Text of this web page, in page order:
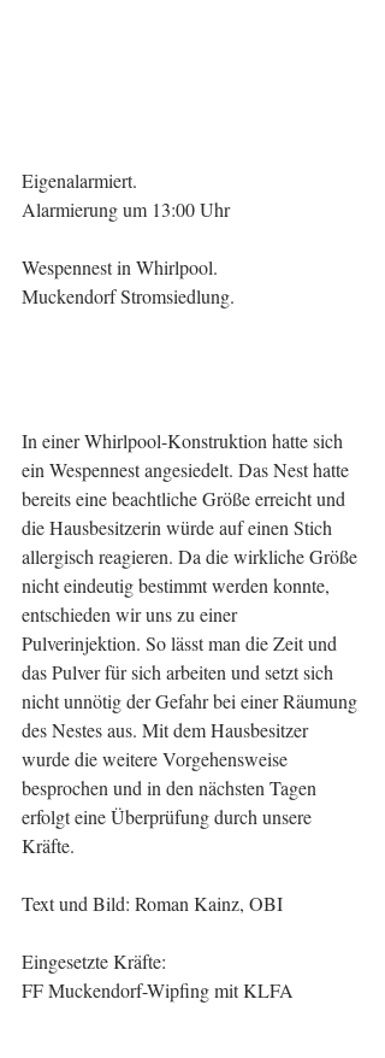
Eigenalarmiert.
Alarmierung um 13:00 Uhr
Wespennest in Whirlpool.
Muckendorf Stromsiedlung.
In einer Whirlpool-Konstruktion hatte sich
ein Wespennest angesiedelt. Das Nest hatte
bereits eine beachtliche Größe erreicht und
die Hausbesitzerin würde auf einen Stich
allergisch reagieren. Da die wirkliche Größe
nicht eindeutig bestimmt werden konnte,
entschieden wir uns zu einer
Pulverinjektion. So lässt man die Zeit und
das Pulver für sich arbeiten und setzt sich
nicht unnötig der Gefahr bei einer Räumung
des Nestes aus. Mit dem Hausbesitzer
wurde die weitere Vorgehensweise
besprochen und in den nächsten Tagen
erfolgt eine Überprüfung durch unsere
Kräfte.
Text und Bild: Roman Kainz, OBI
Eingesetzte Kräfte:
FF Muckendorf-Wipfing mit KLFA